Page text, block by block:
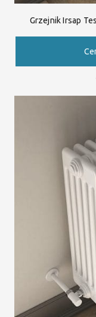
Grzejnik Irsap